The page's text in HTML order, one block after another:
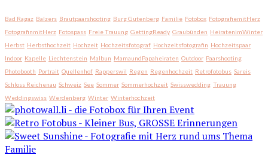
Bad Ragaz Balzers Brautpaarshooting Burg Gutenberg Familie Fotobox FotografiemitHerz
FotografinmitHerz Fotospass Freie Trauung GettingReady Graubünden HeiratenimWinter
Herbst Herbsthochzeit Hochzeit Hochzeitsfotograf Hochzeitsfotografin Hochzeitspaar
Indoor Kapelle Liechtenstein Malbun MamaundPapaheiraten Outdoor Paarshooting
Photobooth Portrait Quellenhof Rapperswil Regen Regenhochzeit Retrofotobus Sareis
Schloss Reichenau Schweiz See Sommer Sommerhochzeit Swisswedding Trauung
Weddingswiss Werdenberg Winter Winterhochzeit